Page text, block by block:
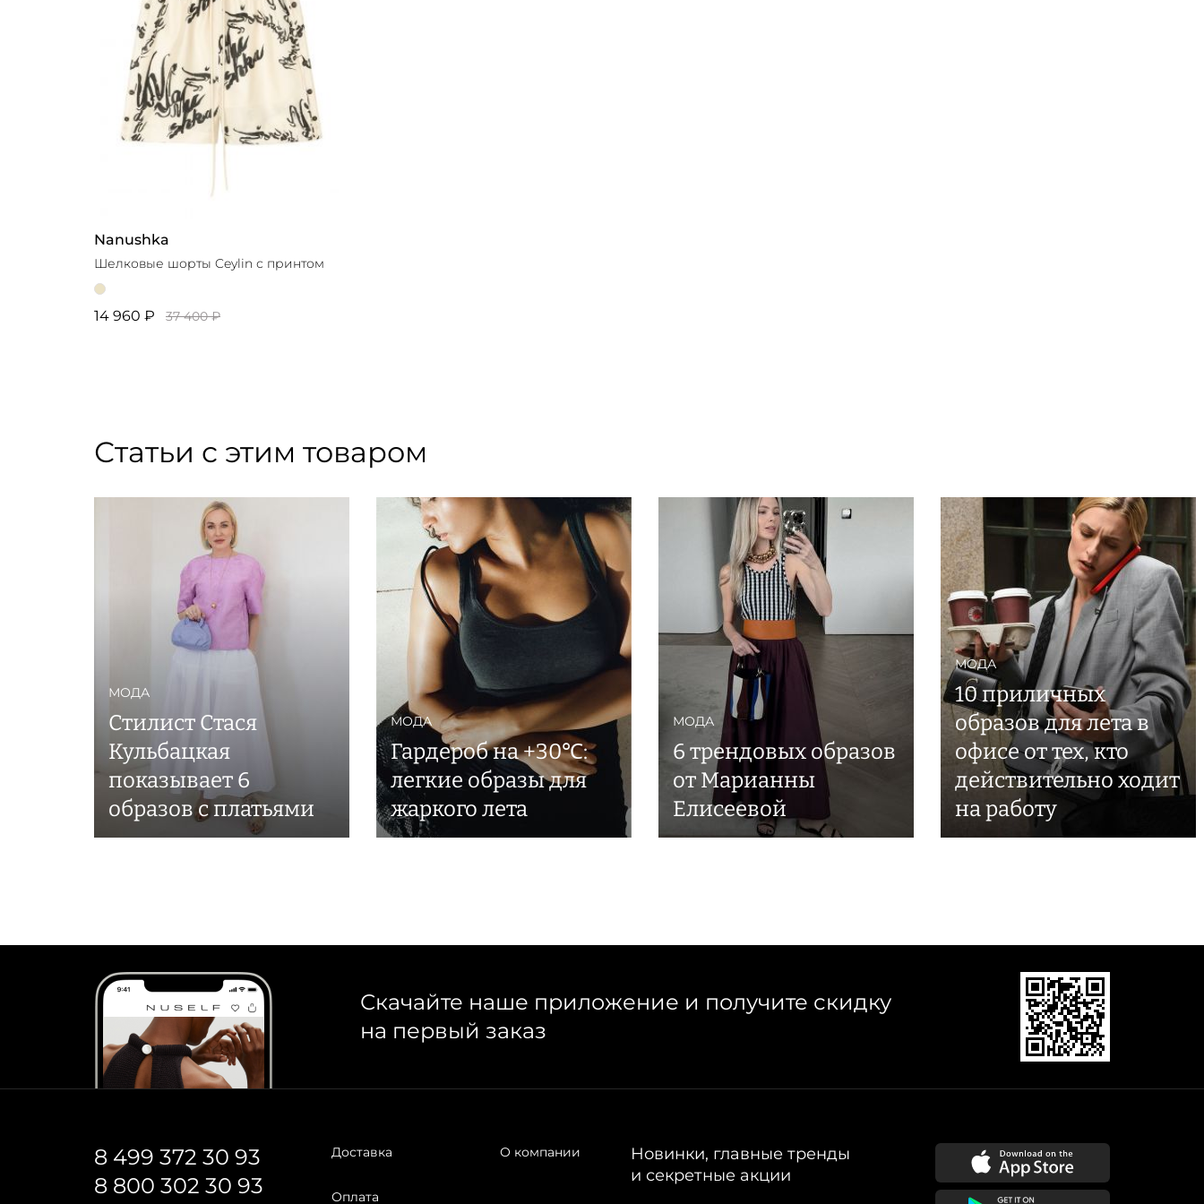
Nanushka
Шелковые шорты Ceylin с принтом
14 960 ₽ 37 400 ₽
Статьи с этим товаром
МОДА
Стилист Стася
Кульбацкая
показывает 6
образов с платьями
МОДА
Гардероб на +30℃:
легкие образы для
жаркого лета
МОДА
6 трендовых образов
от Марианны
Елисеевой
МОДА
10 приличных
образов для лета в
офисе от тех, кто
действительно ходит
на работу
Скачайте наше приложение и получите скидку
на первый заказ
8 499 372 30 93
8 800 302 30 93
Доставка
Оплата
О компании
Новинки, главные тренды
и секретные акции